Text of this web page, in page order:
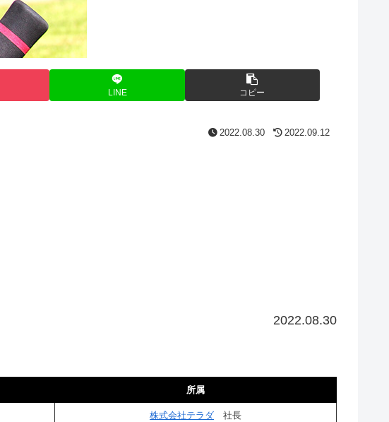
LINE コピー
2022.08.30 2022.09.12
2022.08.30
所属
株式会社テラダ 社長